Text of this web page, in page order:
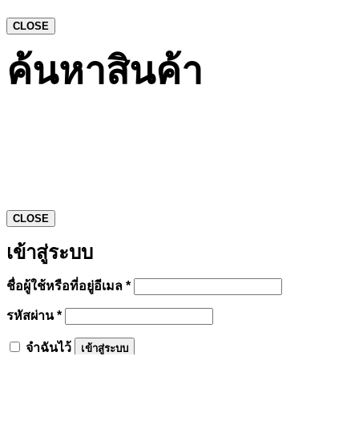
CLOSE
ค้นหาสินค้า
CLOSE
เข้าสู่ระบบ
ชื่อผู้ใช้หรือที่อยู่อีเมล *ต้องการ
รหัสผ่าน*ต้องการ
จำฉันไว้ เข้าสู่ระบบ